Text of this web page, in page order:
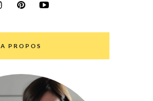
A PROPOS